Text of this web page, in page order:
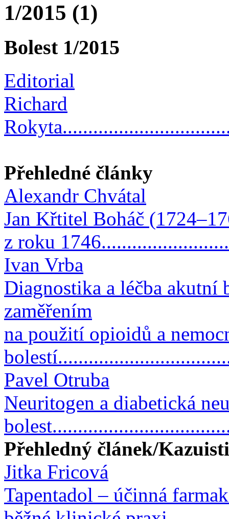
1/2015 (1)
Bolest 1/2015
Editorial
Richard
Přehledné články
Alexandr Chvátal
Jan Křtitel Boháč
z roku
Ivan Vrba
Diagnostika a léčba akutní
zaměřením
na použití opioidů a
Pavel Otruba
Neuritogen a diabetická
Přehledný článek/
Jitka Fricová
Tapentadol – účinná